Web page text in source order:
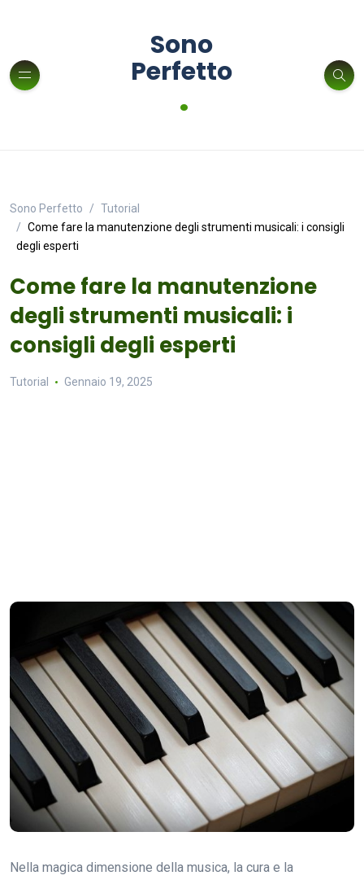
Sono
Perfetto
.
Sono Perfetto
Tutorial
Come fare la manutenzione degli strumenti musicali: i consigli
degli esperti
Come fare la manutenzione
degli strumenti musicali: i
consigli degli esperti
Tutorial Gennaio 19, 2025
Nella magica dimensione della musica, la cura e la